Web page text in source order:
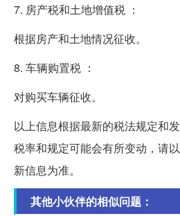
7. 房产税和土地增值税 ：
根据房产和土地情况征收。
8. 车辆购置税 ：
对购买车辆征收。
以上信息根据最新的税法规定和
税率和规定可能会有所变动，请
新信息为准。
其他小伙伴的相似问题：